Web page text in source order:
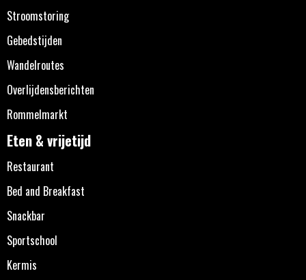
Stroomstoring
Gebedstijden
Wandelroutes
Overlijdensberichten
Rommelmarkt
Eten & vrijetijd
Restaurant
Bed and Breakfast
Snackbar
Sportschool
Kermis